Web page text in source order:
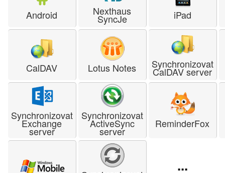
Android Nexthaus
SyncJe iPad
CalDAV Lotus Notes Synchronizovat
CalDAV server
Synchronizovat
Exchange
server
Synchronizovat
ActiveSync
server
ReminderFox
...